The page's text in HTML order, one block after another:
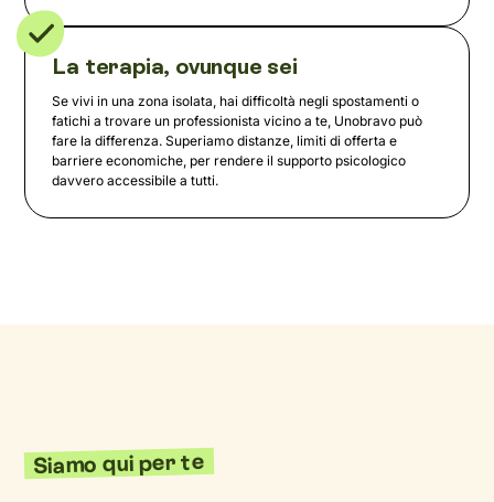
La terapia, ovunque sei
Se vivi in una zona isolata, hai difficoltà negli spostamenti o
fatichi a trovare un professionista vicino a te, Unobravo può
fare la differenza. Superiamo distanze, limiti di offerta e
barriere economiche, per rendere il supporto psicologico
davvero accessibile a tutti.
Siamo qui per te